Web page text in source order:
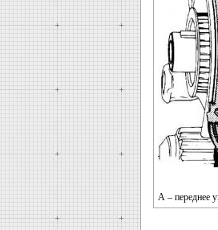
А – переднее